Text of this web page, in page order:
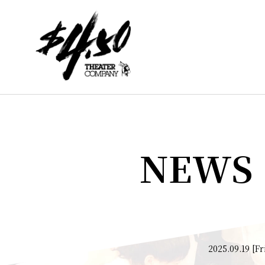
NEWS
2025.09.19